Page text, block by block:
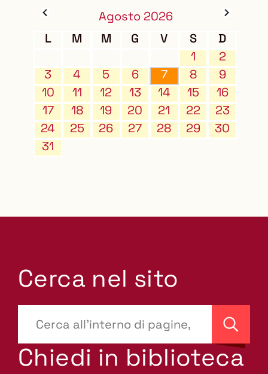
Agosto 2026
L
M M G V S
D
1
2
3
4 5 6 7 8
9
10
11 12 13 14 15
16
17
18 19 20 21 22
23
24
25 26 27 28 29
30
31
Cerca nel sito
site-
search.label???
Cerca
Chiedi in biblioteca